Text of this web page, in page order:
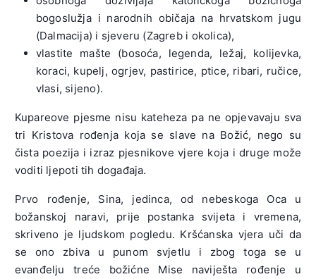
bogoslužja i narodnih običaja na hrvatskom jugu
(Dalmacija) i sjeveru (Zagreb i okolica),
vlastite mašte (bosoća, legenda, ležaj, kolijevka,
koraci, kupelj, ogrjev, pastirice, ptice, ribari, ručice,
vlasi, sijeno).
Kupareove pjesme nisu kateheza pa ne opjevavaju sva
tri Kristova rođenja koja se slave na Božić, nego su
čista poezija i izraz pjesnikove vjere koja i druge može
voditi ljepoti tih događaja.
Prvo rođenje, Sina, jedinca, od nebeskoga Oca u
božanskoj naravi, prije postanka svijeta i vremena,
skriveno je ljudskom pogledu. Kršćanska vjera uči da
se ono zbiva u punom svjetlu i zbog toga se u
evanđelju treće božićne Mise naviješta rođenje u